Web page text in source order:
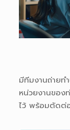
มีทีมงานถ่ายท
หน่วยงานของ
ไว้ พร้อมตัดต่